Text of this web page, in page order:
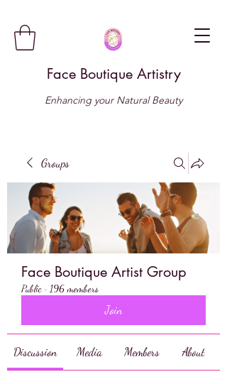
Face Boutique Artistry
Enhancing your Natural Beauty
Groups
Face Boutique Artist Group
Public · 196 members
Join
Discussion Media Members About